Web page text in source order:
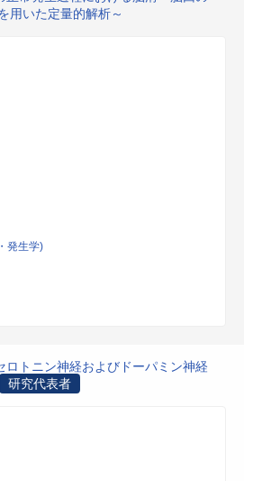
用いた定量的解析～
発生学)
ロトニン神経およびドーパミン神経
研究代表者